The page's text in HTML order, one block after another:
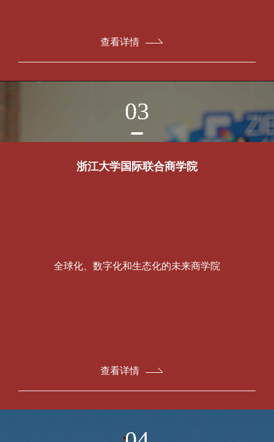
查看详情
03
浙江大学国际联合商学院
全球化、数字化和生态化的未来商学院
查看详情